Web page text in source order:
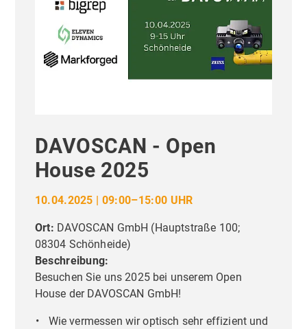
DAVOSCAN - Open
House 2025
10.04.2025 | 09:00–15:00 UHR
Ort: DAVOSCAN GmbH (Hauptstraße 100;
08304 Schönheide)
Beschreibung:
Besuchen Sie uns 2025 bei unserem Open
House der DAVOSCAN GmbH!
Wie vermessen wir optisch sehr effizient und